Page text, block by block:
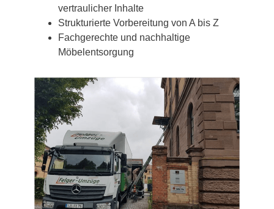
vertraulicher Inhalte
Strukturierte Vorbereitung von A bis Z
Fachgerechte und nachhaltige
Möbelentsorgung